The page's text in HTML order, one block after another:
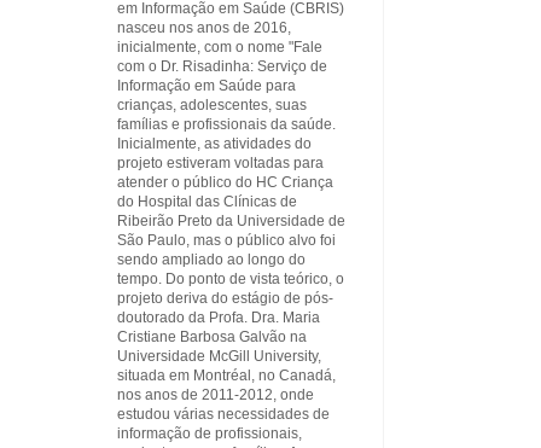
em Informação em Saúde (CBRIS)
nasceu nos anos de 2016,
inicialmente, com o nome "Fale
com o Dr. Risadinha: Serviço de
Informação em Saúde para
crianças, adolescentes, suas
famílias e profissionais da saúde.
Inicialmente, as atividades do
projeto estiveram voltadas para
atender o público do HC Criança
do Hospital das Clínicas de
Ribeirão Preto da Universidade de
São Paulo, mas o público alvo foi
sendo ampliado ao longo do
tempo. Do ponto de vista teórico, o
projeto deriva do estágio de pós-
doutorado da Profa. Dra. Maria
Cristiane Barbosa Galvão na
Universidade McGill University,
situada em Montréal, no Canadá,
nos anos de 2011-2012, onde
estudou várias necessidades de
informação de profissionais,